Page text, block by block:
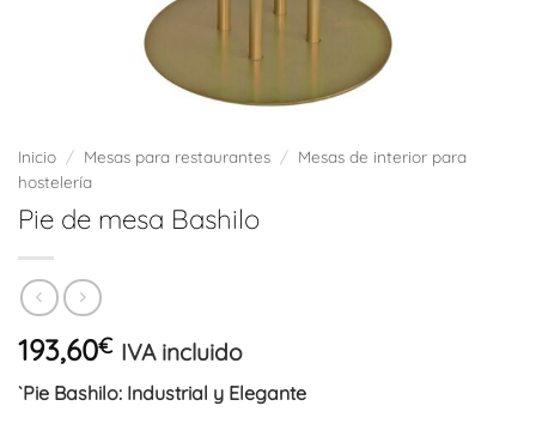
Inicio / Mesas para restaurantes / Mesas de interior para
hostelería
Pie de mesa Bashilo
193,60€ IVA incluido
`Pie Bashilo: Industrial y Elegante